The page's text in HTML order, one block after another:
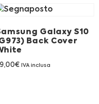
Galaxy S10
Back Cover
€ IVA inclusa